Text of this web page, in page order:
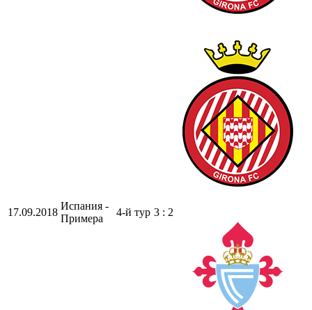
17.09.2018
Испания -
Примера
4-й тур 3 : 2